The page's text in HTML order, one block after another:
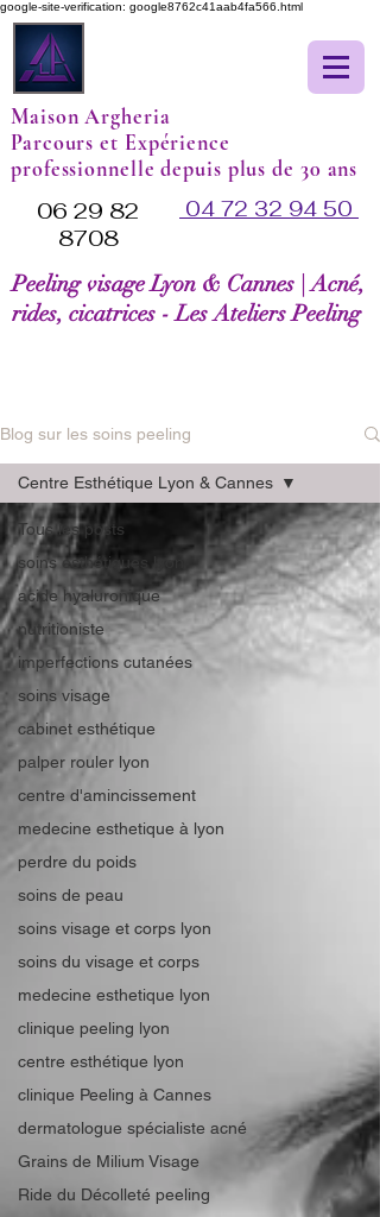
google-site-verification: google8762c41aab4fa566.html
Maison Argheria
Parcours et Expérience
professionnelle depuis plus de 30 ans
06 29 82
8708
04 72 32 94 50
Peeling visage Lyon & Cannes | Acné,
rides, cicatrices - Les Ateliers Peeling
Blog sur les soins peeling
Tous les posts
soins esthétiques lyon
acide hyaluronique
nutritioniste
imperfections cutanées
soins visage
cabinet esthétique
palper rouler lyon
centre d'amincissement
medecine esthetique à lyon
perdre du poids
soins de peau
soins visage et corps lyon
soins du visage et corps
medecine esthetique lyon
clinique peeling lyon
centre esthétique lyon
clinique Peeling à Cannes
dermatologue spécialiste acné
Grains de Milium Visage
Ride du Décolleté peeling
Centre Esthétique Lyon & Cannes